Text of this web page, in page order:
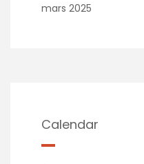
mars 2025
Calendar